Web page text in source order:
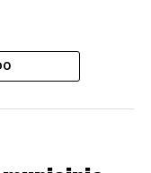
investigadora
la investigación se
comunicación
la memoria y el